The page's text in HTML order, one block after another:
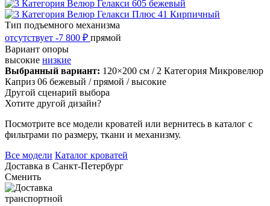
Тип подъемного механизма
отсутствует -7 800 ₽ прямой
Вариант опоры
высокие низкие
Выбранный вариант: 120×200 см / 2 Категория Микровелюр
Каприз 06 бежевый / прямой / высокие
Другой сценарий выбора
Хотите другой дизайн?
Посмотрите все модели кроватей или вернитесь в каталог с
фильтрами по размеру, ткани и механизму.
Все модели Каталог кроватей
Доставка в Санкт-Петербург
Сменить